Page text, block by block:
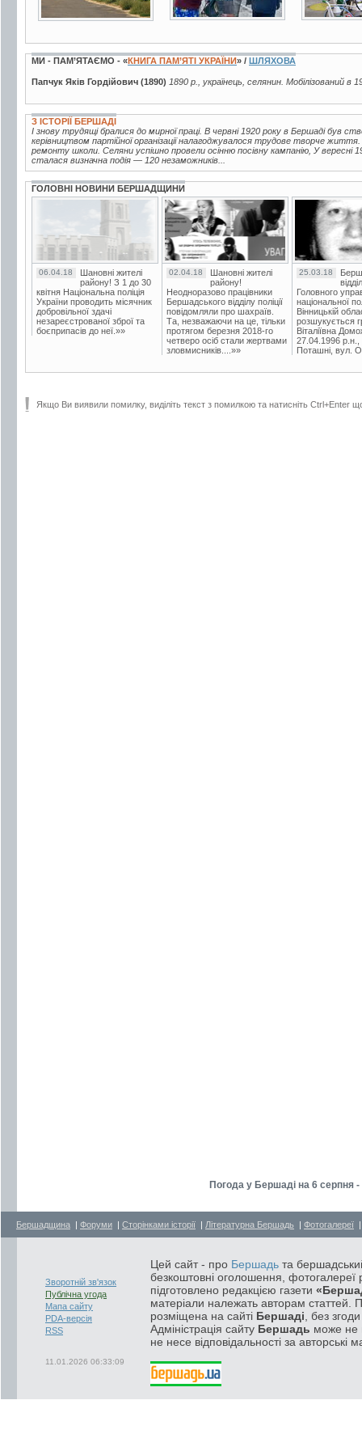
МИ - ПАМ’ЯТАЄМО - «КНИГА ПАМ’ЯТІ УКРАЇНИ» / ШЛЯХОВА
Папчук Яків Гордійович (1890) 1890 р., українець, селянин. Мобілізований в
З ІСТОРІЇ БЕРШАДІ
І знову трудящі бралися до мирної праці. В червні 1920 року в Бершаді був
керівництвом партійної організації налагоджувалося трудове творче
ремонту школи. Селяни успішно провели осінню посівну кампанію, У
сталася визначна подія — 120 незаможників...
ГОЛОВНІ НОВИНИ БЕРШАДЩИНИ
06.04.18
Шановні жителі
району! З 1 до 30
квітня Національна поліція
України проводить місячник
добровільної здачі
незареєстрованої зброї та
боєприпасів до неї.»»
02.04.18
Шановні жителі
району!
Неодноразово працівники
Бершадського відділу поліції
повідомляли про шахраїв.
Та, незважаючи на це, тільки
протягом березня 2018-го
четверо осіб стали жертвами
зловмисників....»»
25.03.18
Головного
національної
Вінницькій
розшукується
Віталіївна
27.04.1996 р.н.,
Поташні, вул.
Якщо Ви виявили помилку, виділіть текст з помилкою та натисніть Ctrl+Enter
Погода у Бершаді на 6 серпня
Бершадщина | Форуми | Сторінками історії | Літературна Бершадь | Фотогалереї
Зворотній зв'язок
Публічна угода
Мапа сайту
PDA-версія
RSS
11.01.2026 06:33:09
Цей сайт - про Бершадь та
безкоштовні оголошення, фотогалереї
підготовлено редакцією газети
матеріали належать авторам статтей.
розміщена на сайті Бершаді , без
Адміністрація сайту Бершадь може не
не несе відповідальності за авторські